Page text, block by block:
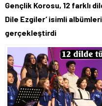
55,1881
Gençlik Korosu, 12 farklı
Dile Ezgiler’ isimli
gerçekleştirdi